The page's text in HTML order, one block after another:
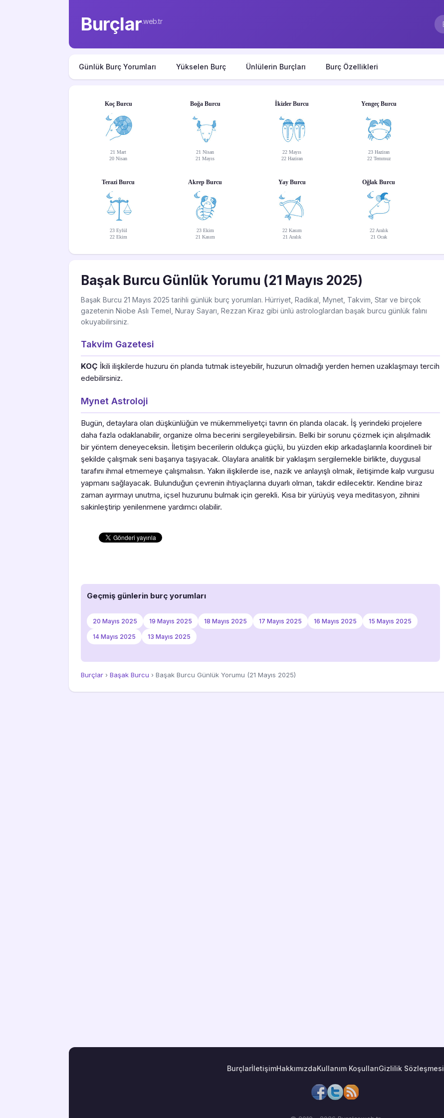
Burçlar.web.tr
Günlük Burç Yorumları Yükselen Burç Ünlülerin Burçları Burç Özellikleri
Koç Burcu
21 Mart
20 Nisan
Boğa Burcu
21 Nisan
21 Mayıs
İkizler Burcu
22 Mayıs
22 Haziran
Yengeç Burcu
23 Haziran
22 Temmuz
Terazi Burcu
23 Eylül
22 Ekim
Akrep Burcu
23 Ekim
21 Kasım
Yay Burcu
22 Kasım
21 Aralık
Oğlak Burcu
22 Aralık
21 Ocak
Başak Burcu Günlük Yorumu (21 Mayıs 2025)
Başak Burcu 21 Mayıs 2025 tarihli günlük burç yorumları. Hürriyet, Radikal, Mynet, Takvim, Star ve birçok
gazetenin Niobe Aslı Temel, Nuray Sayarı, Rezzan Kiraz gibi ünlü astrologlardan başak burcu günlük falını
okuyabilirsiniz.
Takvim Gazetesi
KOÇ İkili ilişkilerde huzuru ön planda tutmak isteyebilir, huzurun olmadığı yerden hemen uzaklaşmayı tercih
edebilirsiniz.
Mynet Astroloji
Bugün, detaylara olan düşkünlüğün ve mükemmeliyetçi tavrın ön planda olacak. İş yerindeki projelere
daha fazla odaklanabilir, organize olma becerini sergileyebilirsin. Belki bir sorunu çözmek için alışılmadık
bir yöntem deneyeceksin. İletişim becerilerin oldukça güçlü, bu yüzden ekip arkadaşlarınla koordineli bir
şekilde çalışmak seni başarıya taşıyacak. Olaylara analitik bir yaklaşım sergilemekle birlikte, duygusal
tarafını ihmal etmemeye çalışmalısın. Yakın ilişkilerde ise, nazik ve anlayışlı olmak, iletişimde kalp vurgusu
yapmanı sağlayacak. Bulunduğun çevrenin ihtiyaçlarına duyarlı olman, takdir edilecektir. Kendine biraz
zaman ayırmayı unutma, içsel huzurunu bulmak için gerekli. Kısa bir yürüyüş veya meditasyon, zihnini
sakinleştirip yenilenmene yardımcı olabilir.
Geçmiş günlerin burç yorumları
20 Mayıs 2025 19 Mayıs 2025 18 Mayıs 2025 17 Mayıs 2025 16 Mayıs 2025 15 Mayıs 2025
14 Mayıs 2025 13 Mayıs 2025
Burçlar › Başak Burcu › Başak Burcu Günlük Yorumu (21 Mayıs 2025)
BurçlarİletişimHakkımızdaKullanım KoşullarıGizlilik Sözleşmesi